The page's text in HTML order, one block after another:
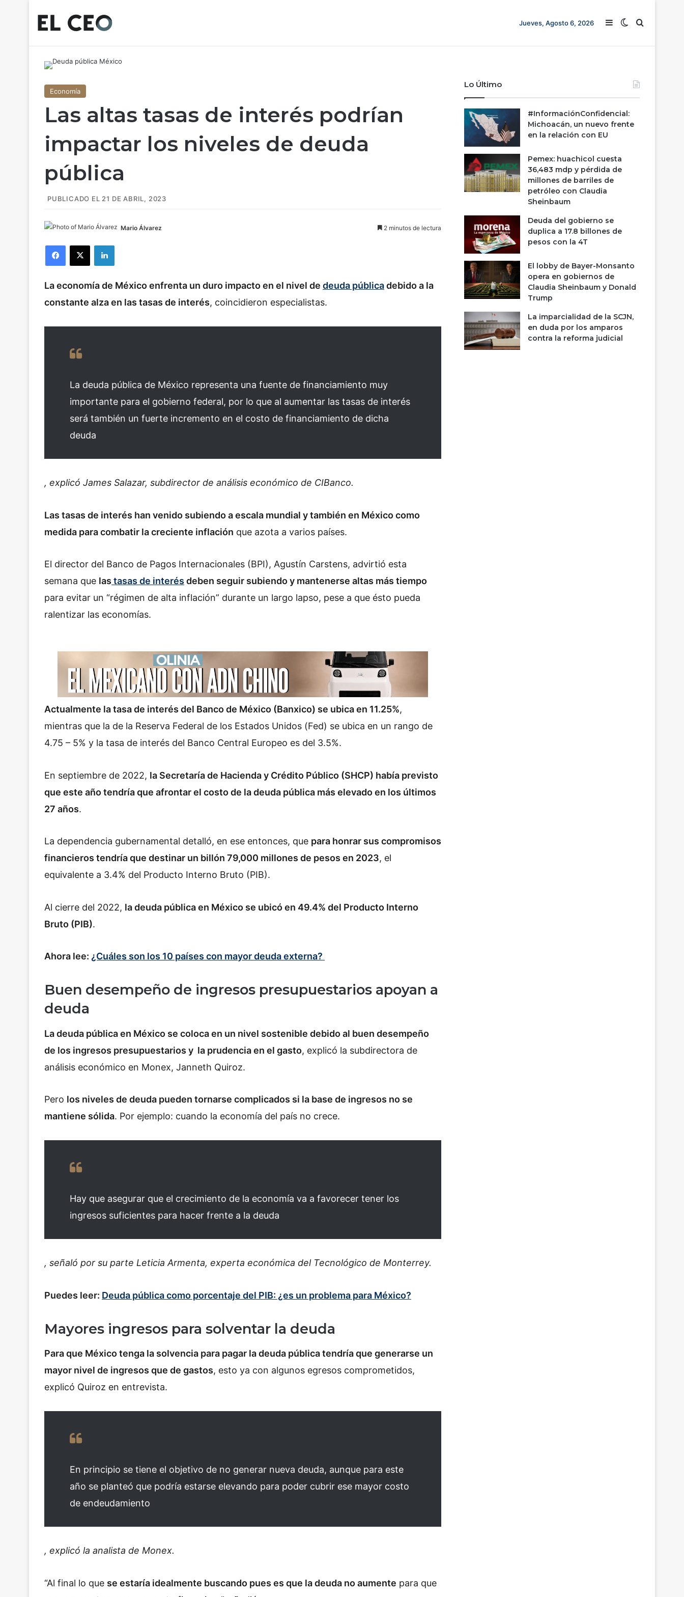
Jueves, Agosto 6, 2026 Barra lateral
Switch skin
Buscar
Economía
Las altas tasas de interés podrían
impactar los niveles de deuda
pública
PUBLICADO EL 21 DE ABRIL, 2023
Mario Álvarez 2 minutos de lectura
La economía de México enfrenta un duro impacto en el nivel de deuda públicadebido a la
constante alza en las tasas de interés, coincidieron especialistas.
La deuda pública de México representa una fuente de financiamiento muy
importante para el gobierno federal, por lo que al aumentar las tasas de interés
será también un fuerte incremento en el costo de financiamiento de dicha
deuda
, explicó James Salazar, subdirector de análisis económico de CIBanco.
Las tasas de interés han venido subiendo a escala mundial y también en México como
medida para combatir la creciente inflación que azota a varios países.
El director del Banco de Pagos Internacionales (BPI), Agustín Carstens, advirtió esta
semana que las tasas de interés deben seguir subiendo y mantenerse altas más tiempo
para evitar un “régimen de alta inflación” durante un largo lapso, pese a que ésto pueda
ralentizar las economías.
Actualmente la tasa de interés del Banco de México (Banxico) se ubica en 11.25%,
mientras que la de la Reserva Federal de los Estados Unidos (Fed) se ubica en un rango de
4.75 – 5% y la tasa de interés del Banco Central Europeo es del 3.5%.
En septiembre de 2022, la Secretaría de Hacienda y Crédito Público (SHCP) había previsto
que este año tendría que afrontar el costo de la deuda pública más elevado en los últimos
27 años.
La dependencia gubernamental detalló, en ese entonces, que para honrar sus compromisos
financieros tendría que destinar un billón 79,000 millones de pesos en 2023, el
equivalente a 3.4% del Producto Interno Bruto (PIB).
Al cierre del 2022, la deuda pública en México se ubicó en 49.4% del Producto Interno
Bruto (PIB).
Ahora lee: ¿Cuáles son los 10 países con mayor deuda externa?
Buen desempeño de ingresos presupuestarios apoyan a
deuda
La deuda pública en México se coloca en un nivel sostenible debido al buen desempeño
de los ingresos presupuestarios y la prudencia en el gasto, explicó la subdirectora de
análisis económico en Monex, Janneth Quiroz.
Pero los niveles de deuda pueden tornarse complicados si la base de ingresos no se
mantiene sólida. Por ejemplo: cuando la economía del país no crece.
Hay que asegurar que el crecimiento de la economía va a favorecer tener los
ingresos suficientes para hacer frente a la deuda
, señaló por su parte Leticia Armenta, experta económica del Tecnológico de Monterrey.
Puedes leer: Deuda pública como porcentaje del PIB: ¿es un problema para México?
Mayores ingresos para solventar la deuda
Para que México tenga la solvencia para pagar la deuda pública tendría que generarse un
mayor nivel de ingresos que de gastos, esto ya con algunos egresos comprometidos,
explicó Quiroz en entrevista.
En principio se tiene el objetivo de no generar nueva deuda, aunque para este
año se planteó que podría estarse elevando para poder cubrir ese mayor costo
de endeudamiento
, explicó la analista de Monex.
“Al final lo que se estaría idealmente buscando pues es que la deuda no aumente para que
Lo Último
#InformaciónConfidencial:
Michoacán, un nuevo frente
en la relación con EU
Pemex: huachicol cuesta
36,483 mdp y pérdida de
millones de barriles de
petróleo con Claudia
Sheinbaum
Deuda del gobierno se
duplica a 17.8 billones de
pesos con la 4T
El lobby de Bayer-Monsanto
opera en gobiernos de
Claudia Sheinbaum y Donald
Trump
La imparcialidad de la SCJN,
en duda por los amparos
contra la reforma judicial